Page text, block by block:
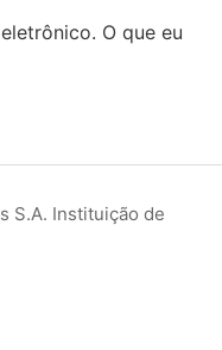
O que eu
S.A. Instituição de